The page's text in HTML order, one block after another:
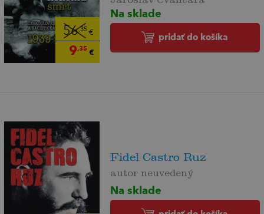
56,35€
9,35€
Na sklade
pridať do košíka
Fidel Castro Ruz
autor neuvedený
Na sklade